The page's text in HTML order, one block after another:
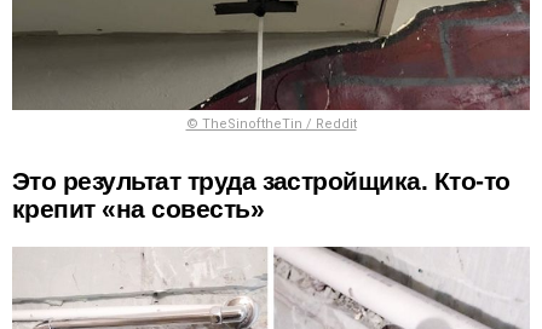
© TheSinoftheTin / Reddit
Это результат труда застройщика. Кто-то
крепит «на совесть»